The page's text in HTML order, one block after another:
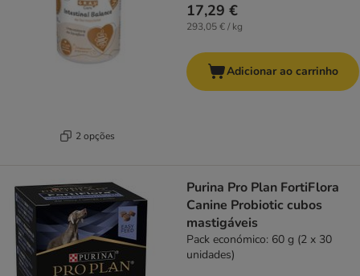
2 opções
17,29 €
293,05 € / kg
Adicionar ao carrinho
Purina Pro Plan FortiFlora
Canine Probiotic cubos
mastigáveis
Pack económico: 60 g (2 x 30
unidades)